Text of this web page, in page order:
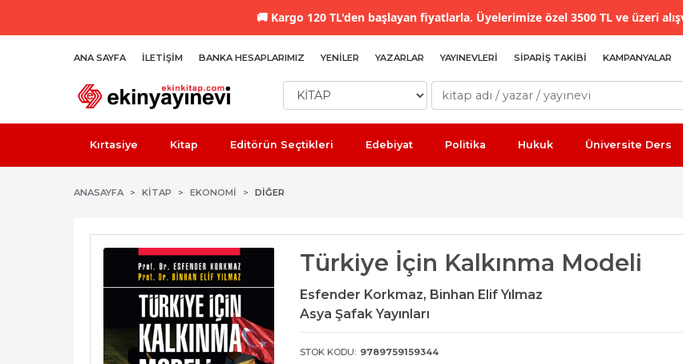
🚚 Kargo 120 TL'den başlayan fiyatlarla. Üyelerimize özel 3500 TL ve üzeri
ANA SAYFA İLETIŞIM BANKA HESAPLARIMIZ YENILER YAZARLAR YAYINEVLERI SIPARIŞ TAKIBI KAMPANYALAR
Kırtasiye Kitap Editörün Seçtikleri Edebiyat Politika Hukuk Üniversite Ders
ANASAYFA KİTAP EKONOMI DIĞER
Türkiye İçin Kalkınma Modeli
Esfender Korkmaz, Binhan Elif Yılmaz
Asya Şafak Yayınları
STOK KODU: 9789759159344